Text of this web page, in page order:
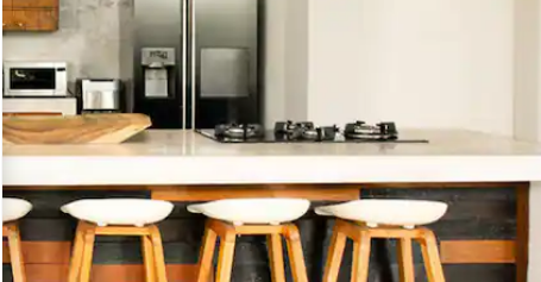
de flecha hacia arriba y hacia abajo o explora con el tacto o